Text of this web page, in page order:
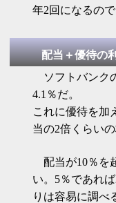
年2回になるの
配当＋優待の
ソフトバンク
4.1％だ。
これに優待を加
当の2倍くらい
配当が10％を
い。5％であれ
りは容易に調べ